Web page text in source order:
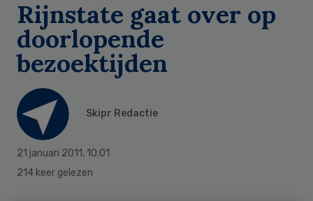
Rijnstate gaat over op
doorlopende
bezoektijden
Skipr Redactie
21 januari 2011, 10:01
214 keer gelezen